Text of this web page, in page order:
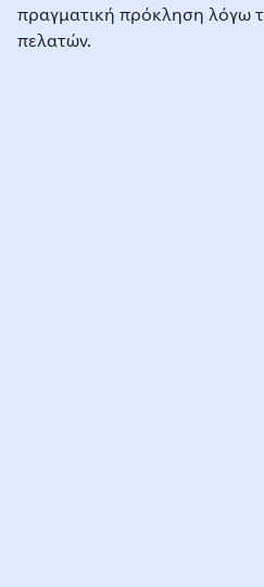
πραγματική πρόκληση λόγω
πελατών.